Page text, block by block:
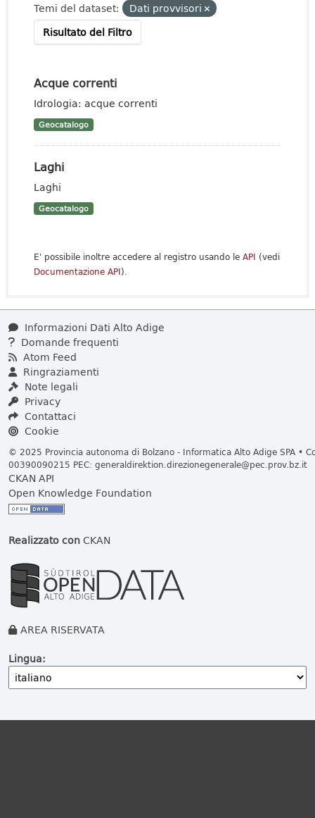
Temi del dataset:
Dati provvisori
Risultato del Filtro
Acque correnti
Idrologia: acque correnti
Geocatalogo
Laghi
Laghi
Geocatalogo
E' possibile inoltre accedere al registro usando le API (vedi
Documentazione API).
Informazioni Dati Alto Adige
Domande frequenti
Atom Feed
Ringraziamenti
Note legali
Privacy
Contattaci
Cookie
© 2025 Provincia autonoma di Bolzano - Informatica Alto Adige SPA •
00390090215 PEC: generaldirektion.direzionegenerale@pec.prov.bz.it
CKAN API
Open Knowledge Foundation
Realizzato conCKAN
AREA RISERVATA
Lingua